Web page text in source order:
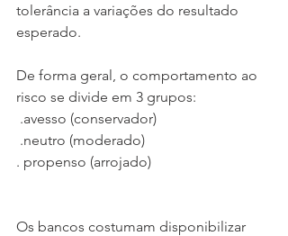
tolerância a variações do resultado
esperado.
De forma geral, o comportamento ao
risco se divide em 3 grupos:
.avesso (conservador)
.neutro (moderado)
. propenso (arrojado)
Os bancos costumam disponibilizar